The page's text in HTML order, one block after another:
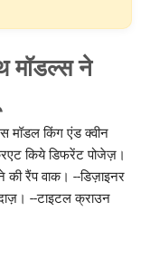
मॉडल्स ने
मॉडल किंग एंड क्वीन
किये डिफरेंट पोजेज़।
की रैंप वाक। --डिज़ाइनर
--टाइटल क्राउन
Figure • 30 Mar,